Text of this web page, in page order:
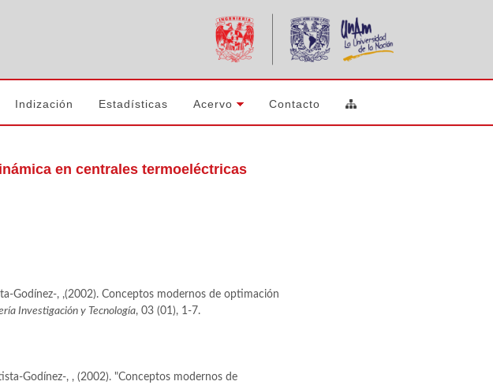
Indización Estadísticas Acervo Contacto
en centrales termoeléctricas
Godínez-, ,(2002). Conceptos modernos de optimación
Investigación y Tecnología, 03 (01), 1-7.
Godínez-, , (2002). "Conceptos modernos de